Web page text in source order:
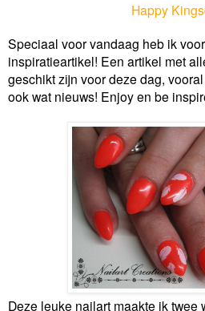
Happy
Speciaal voor vandaag heb ik
inspiratieartikel! Een artikel met
geschikt zijn voor deze dag,
ook wat nieuws! Enjoy en be
Deze leuke nailart maakte ik twee